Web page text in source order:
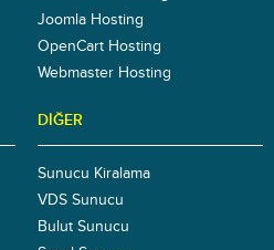
Joomla Hosting
OpenCart Hosting
Webmaster Hosting
DIĞER
Sunucu Kiralama
VDS Sunucu
Bulut Sunucu